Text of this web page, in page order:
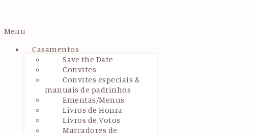
Menu
Casamentos
Save the Date
Convites
Convites especiais &
manuais de padrinhos
Ementas/Menus
Livros de Honra
Livros de Votos
Marcadores de